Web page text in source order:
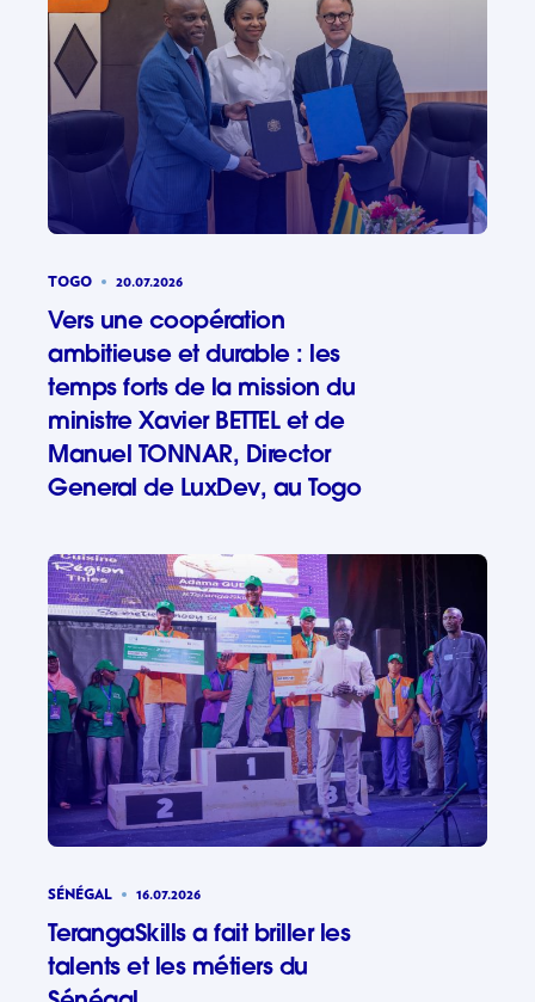
TOGO 20.07.2026
Vers une coopération
ambitieuse et durable : les
temps forts de la mission du
ministre Xavier BETTEL et de
Manuel TONNAR, Director
General de LuxDev, au Togo
SÉNÉGAL 16.07.2026
TerangaSkills a fait briller les
talents et les métiers du